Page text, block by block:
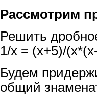
советам,
репетитора
Совет 3.
студент-
Рассмотрим
Решить
1/x = (x+5)/
Будем
общий